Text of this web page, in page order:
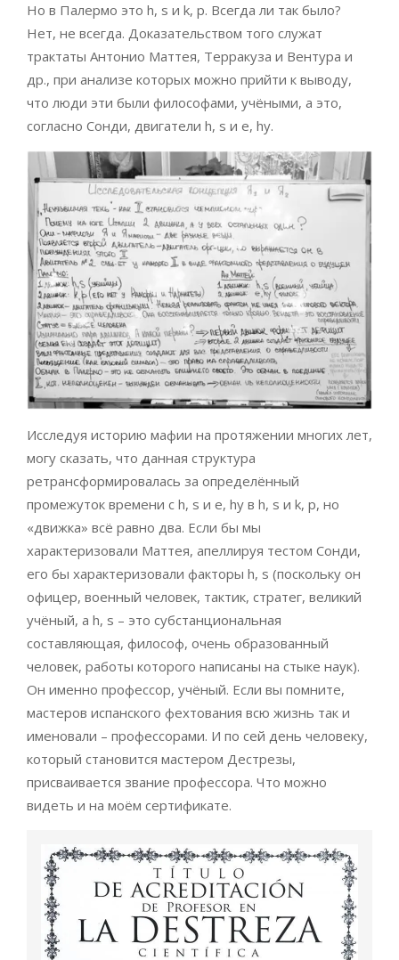
Но в Палермо это h, s и k, p. Всегда ли так было?
Нет, не всегда. Доказательством того служат
трактаты Антонио Маттея, Терракуза и Вентура и
др., при анализе которых можно прийти к выводу,
что люди эти были философами, учёными, а это,
согласно Сонди, двигатели h, s и e, hy.
Исследуя историю мафии на протяжении многих лет,
могу сказать, что данная структура
ретрансформировалась за определённый
промежуток времени c h, s и e, hy в h, s и k, p, но
«движка» всё равно два. Если бы мы
характеризовали Маттея, апеллируя тестом Сонди,
его бы характеризовали факторы h, s (поскольку он
офицер, военный человек, тактик, стратег, великий
учёный, а h, s – это субстанциональная
составляющая, философ, очень образованный
человек, работы которого написаны на стыке наук).
Он именно профессор, учёный. Если вы помните,
мастеров испанского фехтования всю жизнь так и
именовали – профессорами. И по сей день человеку,
который становится мастером Дестрезы,
присваивается звание профессора. Что можно
видеть и на моём сертификате.